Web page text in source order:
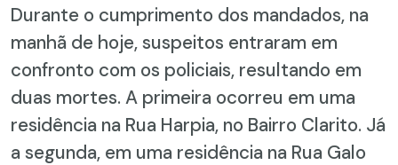
Durante o cumprimento dos mandados, na
manhã de hoje, suspeitos entraram em
confronto com os policiais, resultando em
duas mortes. A primeira ocorreu em uma
residência na Rua Harpia, no Bairro Clarito. Já
a segunda, em uma residência na Rua Galo